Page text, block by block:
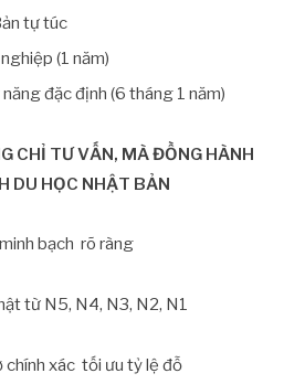
tự túc
(1 năm)
đặc định (6 tháng 1 năm)
CHỈ TƯ VẤN, MÀ ĐỒNG HÀNH
DU HỌC NHẬT BẢN
bạch rõ ràng
từ N5, N4, N3, N2, N1
chính xác tối ưu tỷ lệ đỗ